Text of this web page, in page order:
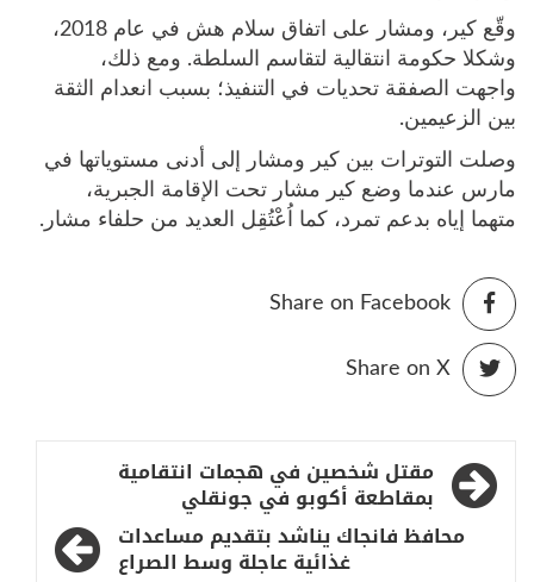
وقّع كير، ومشار على اتفاق سلام هش في عام 2018،
وشكلا حكومة انتقالية لتقاسم السلطة. ومع ذلك،
واجهت الصفقة تحديات في التنفيذ؛ بسبب انعدام الثقة
بين الزعيمين.
وصلت التوترات بين كير ومشار إلى أدنى مستوياتها في
مارس عندما وضع كير مشار تحت الإقامة الجبرية،
متهما إياه بدعم تمرد، كما اُعْتُقِل العديد من حلفاء مشار.
Share on Facebook
Share on X
تصفّح
المقالات
مقتل شخصين في هجمات انتقامية
بمقاطعة أكوبو في جونقلي
محافظ فانجاك يناشد بتقديم مساعدات
غذائية عاجلة وسط الصراع